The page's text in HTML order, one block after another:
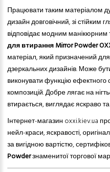
Працювати таким матеріалом
дизайн довговічний, зі стійким
відповідає модним манікюрним
для втирання Mirror Powder
матеріал, який призначений
дзеркальних дизайнів. Може
виконувати функцію
композицій. Добре лягає на
втирається, виглядає яскраво
Інтернет-магазин oxxi.kiev.ua
нейл-краси, яскравості,
за вигідною вартістю,
Powderзнаменитої торгової